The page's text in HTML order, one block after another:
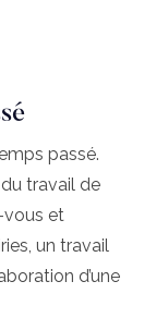
passé.
travail de
vous et
un travail
d’une